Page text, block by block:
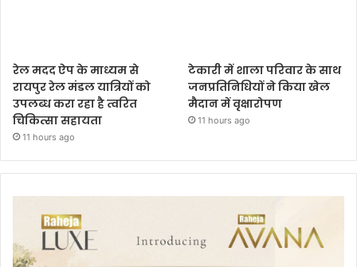
रेल मदद ऐप के माध्यम से
रायपुर रेल मंडल यात्रियों को
उपलब्ध करा रहा है त्वरित
चिकित्सा सहायता
11 hours ago
टेकारी में शाला परिवार के साथ
जनप्रतिनिधियों ने किया खेल
मैदान में वृक्षारोपण
11 hours ago